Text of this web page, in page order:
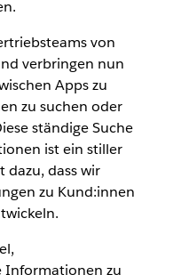
von
verbringen nun
Apps zu
zu suchen oder
ständige Suche
ist ein stiller
dass wir
zu Kund:innen
Informationen zu